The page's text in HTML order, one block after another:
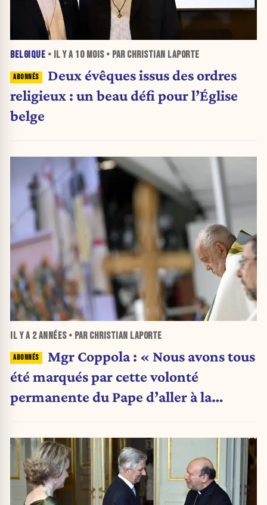
BELGIQUE • IL Y A 10 MOIS• PAR CHRISTIAN LAPORTE
Deux évêques issus des ordres
religieux : un beau défi pour l’Église
belge
IL Y A 2 ANNÉES• PAR CHRISTIAN LAPORTE
Mgr Coppola : « Nous avons tous
été marqués par cette volonté
permanente du Pape d’aller à la